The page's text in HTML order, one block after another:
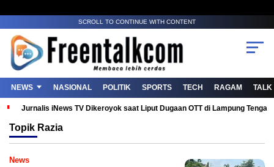
SCROLL TO CONTINUE WITH CONTENT
NEWS NASIONAL POLITIK SPORTS TECH RAGAM TALK
Jurnalis iNews TV Dikeroyok saat Liput Dugaan OTT di Lampung
Topik Razia
News